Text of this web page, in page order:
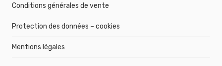
Conditions générales de vente
Protection des données – cookies
Mentions légales